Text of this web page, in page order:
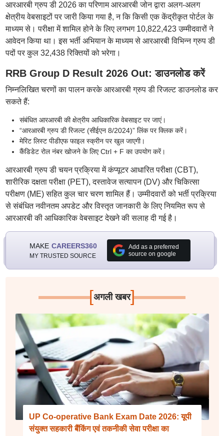
आरआरबी ग्रुप डी 2026 का परिणाम आरआरबी जोन द्वारा अलग-अलग
क्षेत्रीय वेबसाइटों पर जारी किया गया है, न कि किसी एक केंद्रीकृत पोर्टल के
माध्यम से। परीक्षा में शामिल होने के लिए लगभग 10,822,423 उम्मीदवारों ने
आवेदन किया था। इस भर्ती अभियान के माध्यम से आरआरबी विभिन्न ग्रुप डी
पदों पर कुल 32,438 रिक्तियों को भरेगा।
RRB Group D Result 2026 Out: डाउनलोड करें
निम्नलिखित चरणों का पालन करके आरआरबी ग्रुप डी रिजल्ट डाउनलोड कर
सकते हैं:
संबंधित आरआरबी की क्षेत्रीय आधिकारिक वेबसाइट पर जाएं।
“आरआरबी ग्रुप डी रिजल्ट (सीईएन 8/2024)” लिंक पर क्लिक करें।
मेरिट लिस्ट पीडीएफ फाइल स्क्रीन पर खुल जाएगी।
कैंडिडेट रोल नंबर खोजने के लिए Ctrl + F का उपयोग करें।
आरआरबी ग्रुप डी चयन प्रक्रिया में कंप्यूटर आधारित परीक्षा (CBT),
शारीरिक दक्षता परीक्षा (PET), दस्तावेज सत्यापन (DV) और चिकित्सा
परीक्षण (ME) सहित कुल चार चरण शामिल हैं। उम्मीदवारों को भर्ती प्रक्रिया
से संबंधित नवीनतम अपडेट और विस्तृत जानकारी के लिए नियमित रूप से
आरआरबी की आधिकारिक वेबसाइट देखने की सलाह दी गई है।
MAKE CAREERS360
MY TRUSTED SOURCE
Add as a preferred
source on google
[अगली खबर]
UP Co-operative Bank Exam Date 2026: यूपी
संयुक्त सहकारी बैंकिंग एवं तकनीकी सेवा परीक्षा का